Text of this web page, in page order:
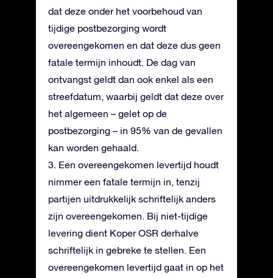
dat deze onder het voorbehoud van
tijdige postbezorging wordt
overeengekomen en dat deze dus geen
fatale termijn inhoudt. De dag van
ontvangst geldt dan ook enkel als een
streefdatum, waarbij geldt dat deze over
het algemeen – gelet op de
postbezorging – in 95% van de gevallen
kan worden gehaald.
3. Een overeengekomen levertijd houdt
nimmer een fatale termijn in, tenzij
partijen uitdrukkelijk schriftelijk anders
zijn overeengekomen. Bij niet-tijdige
levering dient Koper OSR derhalve
schriftelijk in gebreke te stellen. Een
overeengekomen levertijd gaat in op het